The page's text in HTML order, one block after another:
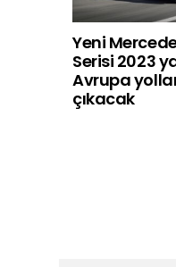
Yeni
Serisi 2023
Avrupa
çıkacak